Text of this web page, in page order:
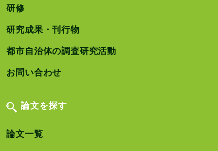
研修
研究成果・刊行物
都市自治体の調査研究活動
お問い合わせ
論文を探す
論文一覧